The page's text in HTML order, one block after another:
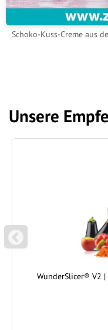
Schoko-Kuss-Creme aus
Unsere
P
REVIOUS
WunderSlicer® V2